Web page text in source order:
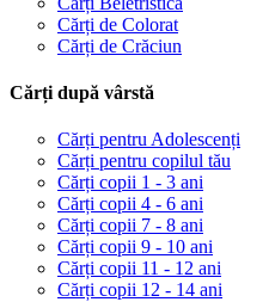
Cărți de Colorat
Cărți de Crăciun
Cărți după vârstă
Cărți pentru Adolescenți
Cărți pentru copilul tău
Cărți copii 1 - 3 ani
Cărți copii 4 - 6 ani
Cărți copii 7 - 8 ani
Cărți copii 9 - 10 ani
Cărți copii 11 - 12 ani
Cărți copii 12 - 14 ani